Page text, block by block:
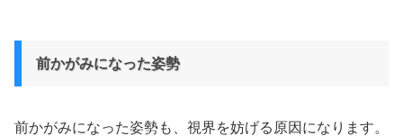
前かがみになった姿勢
前かがみになった姿勢も、視界を妨げる原因になります。